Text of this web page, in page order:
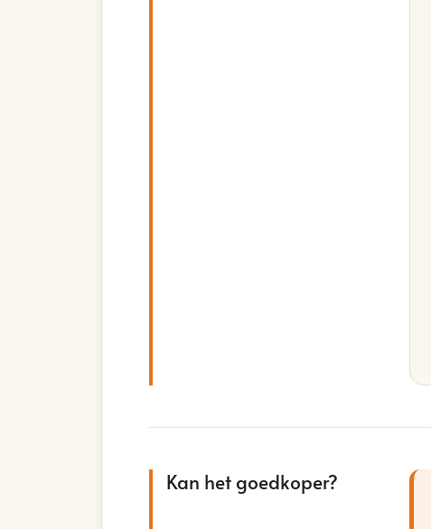
Kan het goedkoper?